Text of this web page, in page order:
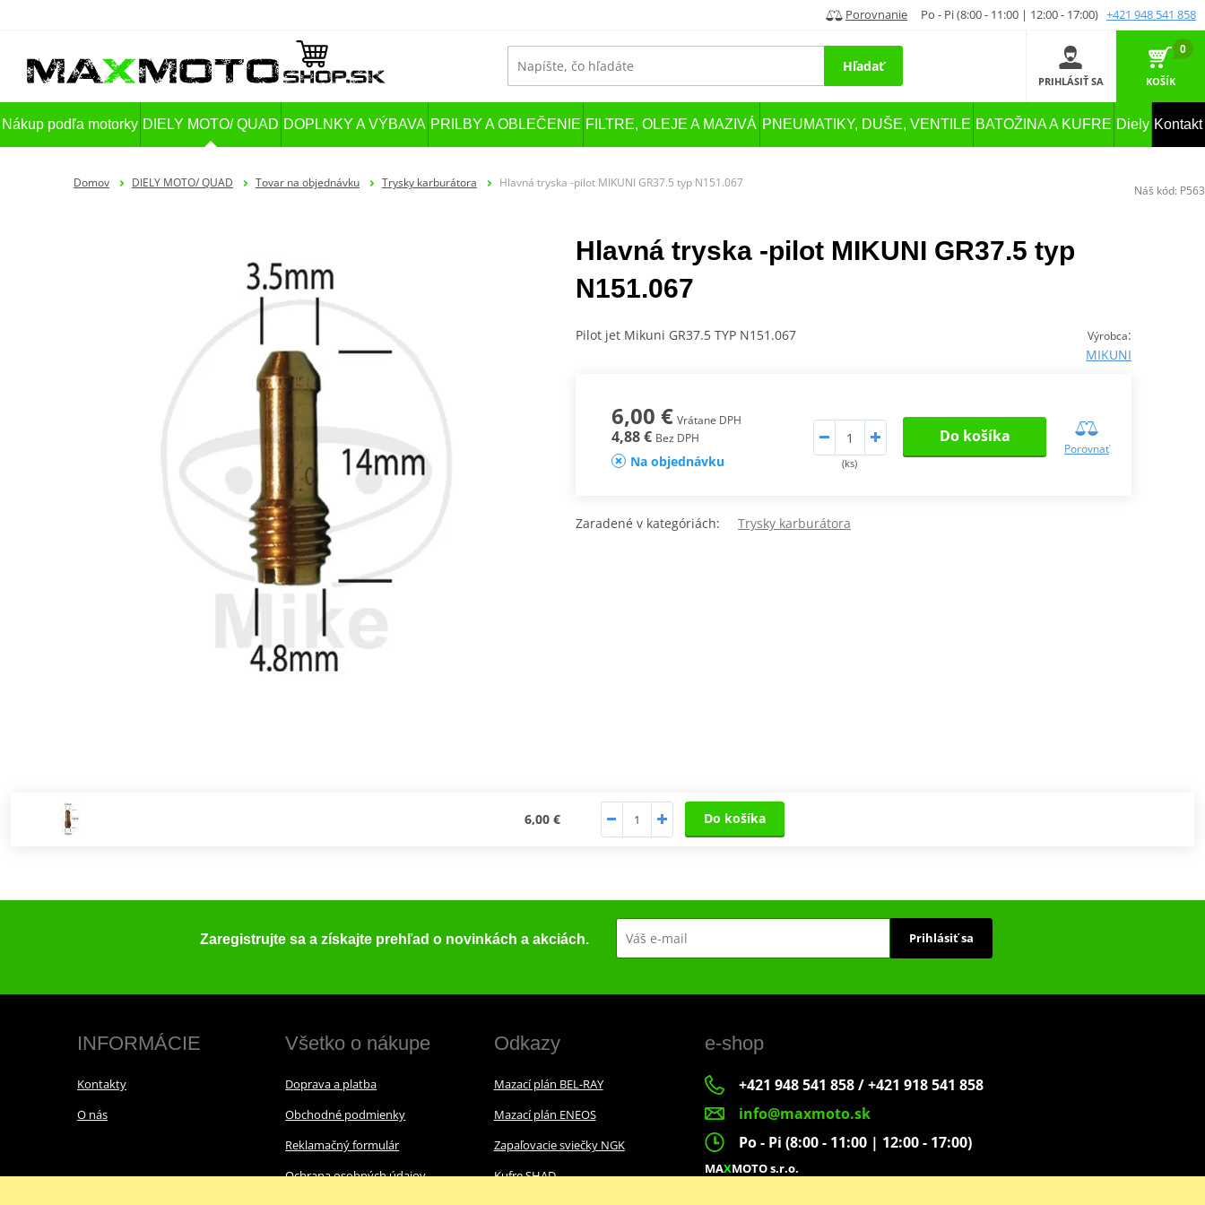
Porovnanie Po - Pi (8:00 - 11:00 | 12:00 - 17:00) +421 948 541 858
Hľadať
PRIHLÁSIŤ SA
0
KOŠÍK
Nákup podľa motorky DIELY MOTO/ QUAD DOPLNKY A VÝBAVA PRILBY A OBLEČENIE FILTRE, OLEJE A MAZIVÁ PNEUMATIKY, DUŠE, VENTILE BATOŽINA A KUFRE Diely Kontakt
Domov DIELY MOTO/ QUAD Tovar na objednávku Trysky karburátora Hlavná tryska -pilot MIKUNI GR37.5 typ N151.067
Hlavná tryska -pilot MIKUNI GR37.5 typ
N151.067
Výrobca:
MIKUNI
Pilot jet Mikuni GR37.5 TYP N151.067
6,00 € Vrátane DPH
4,88 € Bez DPH
Na objednávku (ks)
Do košíka
Porovnať
Zaradené v kategóriách: Trysky karburátora
6,00 € Do košíka
Náš kód: P563
Zaregistrujte sa a získajte prehľad o novinkách a akciách. Prihlásiť sa
INFORMÁCIE
Kontakty
O nás
Všetko o nákupe
Doprava a platba
Obchodné podmienky
Reklamačný formulár
Ochrana osobných údajov
Odkazy
Mazací plán BEL-RAY
Mazací plán ENEOS
Zapaľovacie sviečky NGK
Kufre SHAD
e-shop
+421 948 541 858 / +421 918 541 858
info@maxmoto.sk
Po - Pi (8:00 - 11:00 | 12:00 - 17:00)
MAXMOTO s.r.o.